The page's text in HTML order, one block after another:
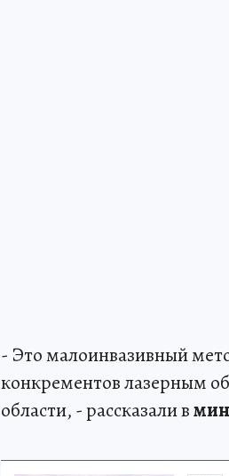
- Это малоинвазивный
конкрементов лазерным
области, - рассказали в